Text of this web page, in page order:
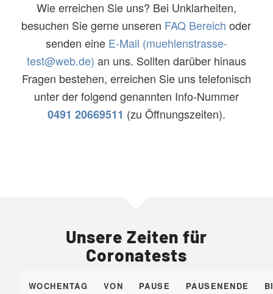
Wie erreichen Sie uns? Bei Unklarheiten,
besuchen Sie gerne unseren FAQ Bereich oder
senden eine E-Mail (muehlenstrasse-
test@web.de) an uns. Sollten darüber hinaus
Fragen bestehen, erreichen Sie uns telefonisch
unter der folgend genannten Info-Nummer
0491 20669511 (zu Öffnungszeiten).
Unsere Zeiten für
Coronatests
WOCHENTAG VON PAUSE PAUSENENDE